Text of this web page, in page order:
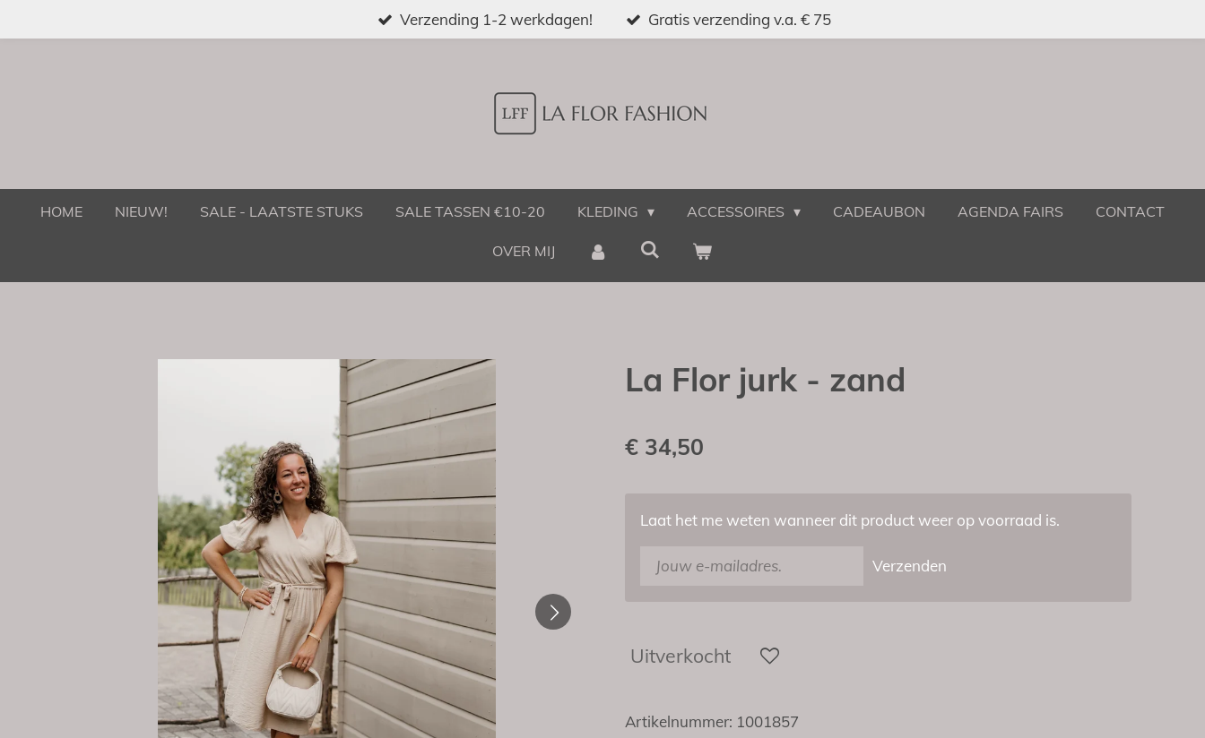
direct
Verzending 1-2 werkdagen! Gratis verzending v.a. € 75
HOME NIEUW! SALE - LAATSTE STUKS SALE TASSEN €10-20 KLEDING ACCESSOIRES CADEAUBON AGENDA FAIRS CONTACT
OVER MIJ
La Flor jurk - zand
€ 34,50
Laat het me weten wanneer dit product weer op voorraad is.
Verzenden
Uitverkocht
Artikelnummer: 1001857